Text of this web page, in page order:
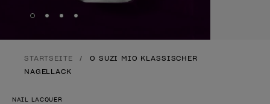
Skip to slide
Skip to slide
Skip to slide
Skip to slide
STARTSEITE
O SUZI MIO KLASSISCHER
NAGELLACK
NAIL LACQUER